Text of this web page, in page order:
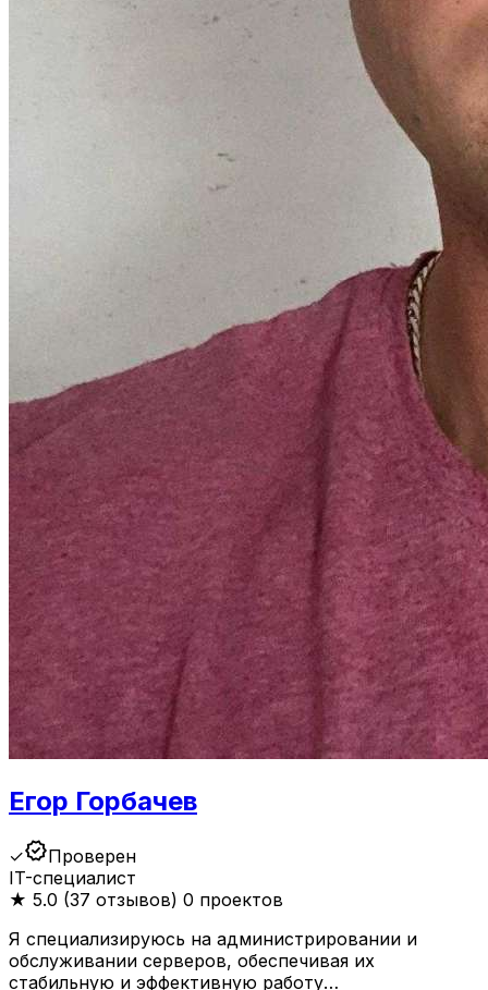
Егор Горбачев
✓verifiedПроверен
IT-специалист
★ 5.0 (37 отзывов) 0 проектов
Я специализируюсь на администрировании и
обслуживании серверов, обеспечивая их
стабильную и эффективную работу…